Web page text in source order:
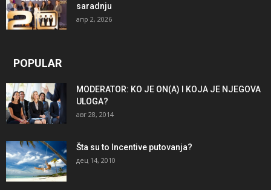
saradnju
апр 2, 2026
POPULAR
MODERATOR: KO JE ON(A) I KOJA JE NJEGOVA
ULOGA?
авг 28, 2014
Šta su to Incentive putovanja?
дец 14, 2010